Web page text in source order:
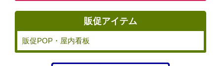
販促アイテム
販促POP・屋内看板